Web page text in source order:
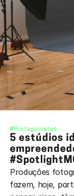
#Protagonistas
5 estúdios
Produções
fazem, hoje,